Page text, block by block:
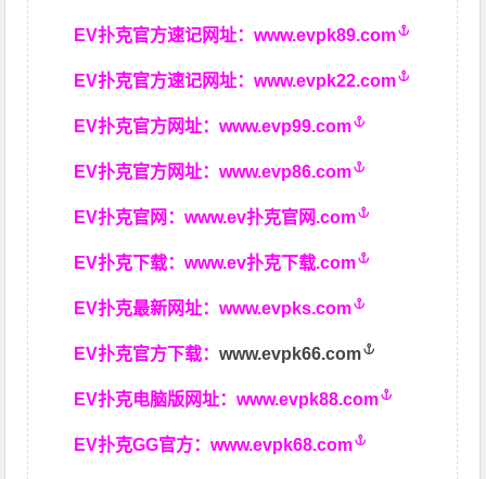
EV扑克官方速记网址：www.evpk89.com
EV扑克官方速记网址：www.evpk22.com
EV扑克官方网址：www.evp99.com
EV扑克官方网址：www.evp86.com
EV扑克官网：www.ev扑克官网.com
EV扑克下载：www.ev扑克下载.com
EV扑克最新网址：www.evpks.com
EV扑克官方下载：www.evpk66.com
EV扑克电脑版网址：www.evpk88.com
EV扑克GG官方：www.evpk68.com